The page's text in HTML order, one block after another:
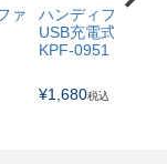
ァ
ハンディファン
USB充電式
KPF-0951
¥1,680税込